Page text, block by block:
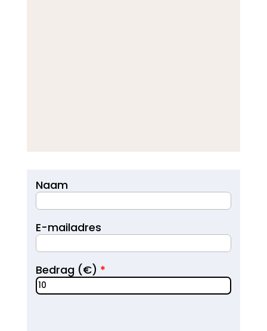
Naam
E-mailadres
Bedrag(€) *